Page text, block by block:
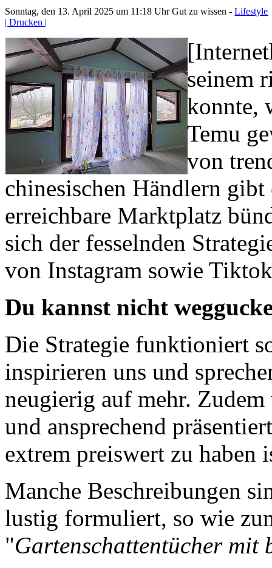
Sonntag, den 13. April 2025 um 11:18 UhrGut zu wissen -Lifestyle
| Drucken |
seinem
konnte,
Temu
von
chinesischen Händlern
erreichbare Marktplatz
sich der fesselnden
von Instagram sowie
Du kannst nicht
Die Strategie funktioniert
inspirieren uns und
neugierig auf mehr.
und ansprechend
extrem preiswert zu haben
Manche Beschreibungen
lustig formuliert, so wie
"Gartenschattentücher mit